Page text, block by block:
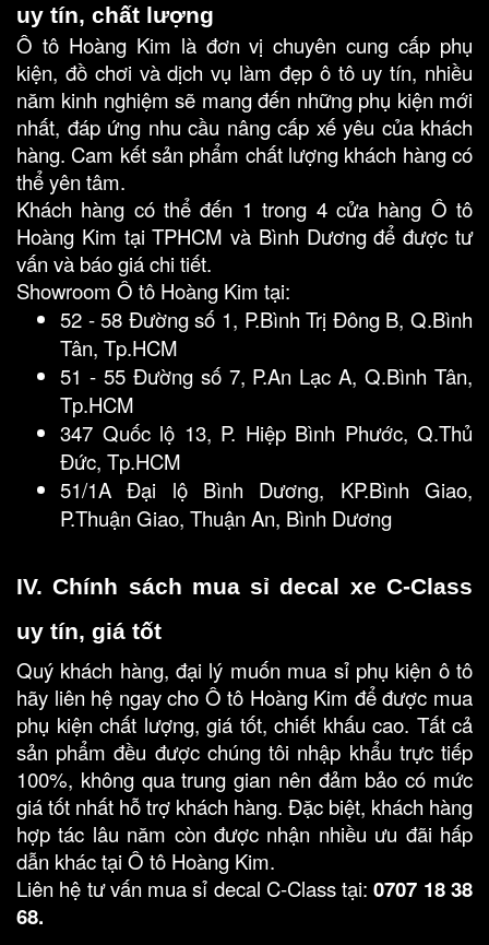
uy tín, chất lượng
Ô tô Hoàng Kim là đơn vị chuyên cung cấp phụ
kiện, đồ chơi và dịch vụ làm đẹp ô tô uy tín, nhiều
năm kinh nghiệm sẽ mang đến những phụ kiện mới
nhất, đáp ứng nhu cầu nâng cấp xế yêu của khách
hàng. Cam kết sản phẩm chất lượng khách hàng có
thể yên tâm.
Khách hàng có thể đến 1 trong 4 cửa hàng Ô tô
Hoàng Kim tại TPHCM và Bình Dương để được tư
vấn và báo giá chi tiết.
Showroom Ô tô Hoàng Kim tại:
52 - 58 Đường số 1, P.Bình Trị Đông B, Q.Bình
Tân, Tp.HCM
51 - 55 Đường số 7, P.An Lạc A, Q.Bình Tân,
Tp.HCM
347 Quốc lộ 13, P. Hiệp Bình Phước, Q.Thủ
Đức, Tp.HCM
51/1A Đại lộ Bình Dương, KP.Bình Giao,
P.Thuận Giao, Thuận An, Bình Dương
IV. Chính sách mua sỉ decal xe C-Class
uy tín, giá tốt
Quý khách hàng, đại lý muốn mua sỉ phụ kiện ô tô
hãy liên hệ ngay cho Ô tô Hoàng Kim để được mua
phụ kiện chất lượng, giá tốt, chiết khấu cao. Tất cả
sản phẩm đều được chúng tôi nhập khẩu trực tiếp
100%, không qua trung gian nên đảm bảo có mức
giá tốt nhất hỗ trợ khách hàng. Đặc biệt, khách hàng
hợp tác lâu năm còn được nhận nhiều ưu đãi hấp
dẫn khác tại Ô tô Hoàng Kim.
Liên hệ tư vấn mua sỉ decal C-Class tại: 0707 18 38
68.